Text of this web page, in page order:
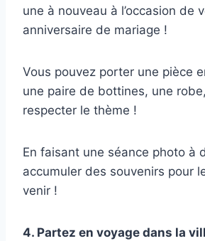
une à nouveau à l’occasion de
anniversaire de mariage !
Vous pouvez porter une pièce
une paire de bottines, une
respecter le thème !
En faisant une séance photo à
accumuler des souvenirs pour
venir !
4. Partez en voyage dans la